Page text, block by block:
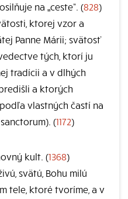
na „ceste“. (828)
ktorej vzor a
Panne Márii; svätosť
tých, ktorí ju
tradícii a v dlhých
a ktorých
vlastných častí na
(1172)
kult. (1368)
svätú, Bohu milú
tele, ktoré tvoríme, a v